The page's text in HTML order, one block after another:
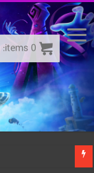
0
items: